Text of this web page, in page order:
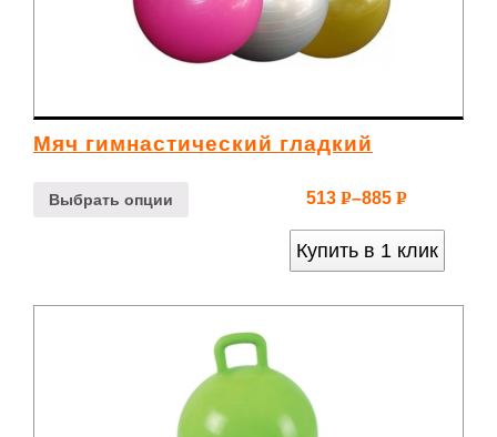
Мяч гимнастический гладкий
Выбрать опции 513 Р–885 Р
Купить в 1 клик